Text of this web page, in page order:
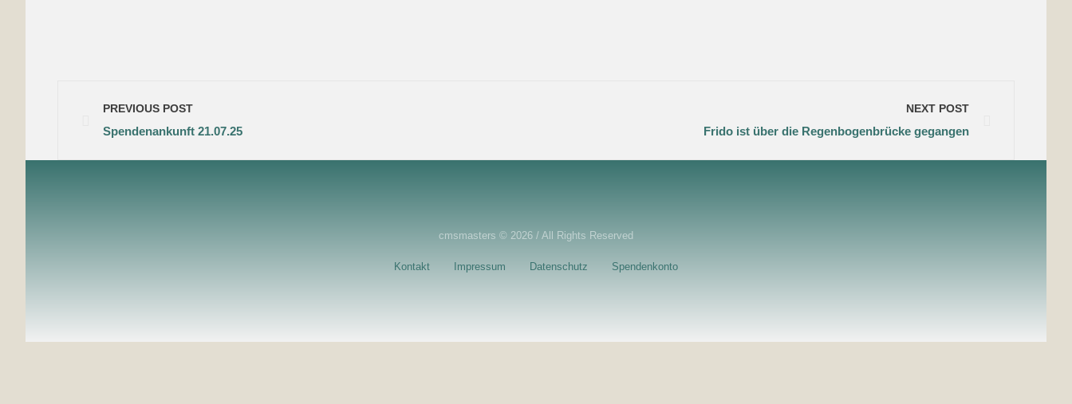
PREVIOUS POST
Spendenankunft 21.07.25
NEXT POST
Frido ist über die Regenbogenbrücke gegangen
cmsmasters © 2026 / All Rights Reserved
Kontakt Impressum Datenschutz Spendenkonto